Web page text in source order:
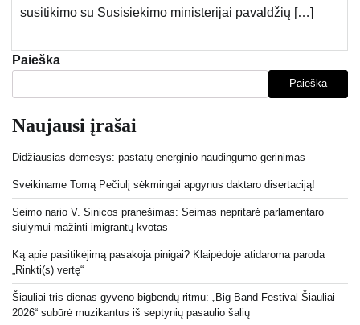
susitikimo su Susisiekimo ministerijai pavaldžių […]
Paieška
Paieška
Naujausi įrašai
Didžiausias dėmesys: pastatų energinio naudingumo gerinimas
Sveikiname Tomą Pečiulį sėkmingai apgynus daktaro disertaciją!
Seimo nario V. Sinicos pranešimas: Seimas nepritarė parlamentaro
siūlymui mažinti imigrantų kvotas
Ką apie pasitikėjimą pasakoja pinigai? Klaipėdoje atidaroma paroda
„Rinkti(s) vertę“
Šiauliai tris dienas gyveno bigbendų ritmu: „Big Band Festival Šiauliai
2026“ subūrė muzikantus iš septynių pasaulio šalių